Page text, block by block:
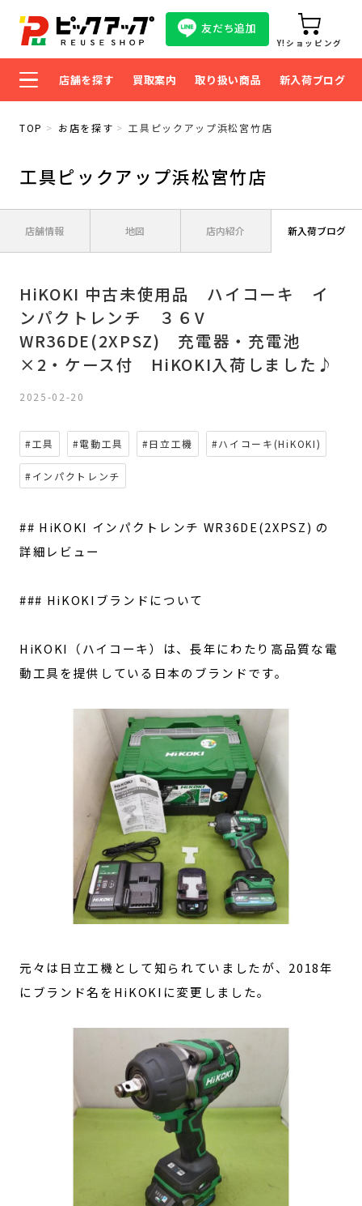
友だち追加
Y!ショッピング
店舗を探す 買取案内 取り扱い商品 新入荷ブログ
TOP お店を探す 工具ピックアップ浜松宮竹店
工具ピックアップ浜松宮竹店
店舗情報 地図 店内紹介 新入荷ブログ
HiKOKI 中古未使用品 ハイコーキ イ
ンパクトレンチ ３６V
WR36DE(2XPSZ) 充電器・充電池
×2・ケース付 HiKOKI入荷しました♪
2025-02-20
#工具 #電動工具 #日立工機 #ハイコーキ(HiKOKI)
#インパクトレンチ
## HiKOKI インパクトレンチ WR36DE(2XPSZ) の
詳細レビュー
### HiKOKIブランドについて
HiKOKI（ハイコーキ）は、長年にわたり高品質な電
動工具を提供している日本のブランドです。
元々は日立工機として知られていましたが、2018年
にブランド名をHiKOKIに変更しました。